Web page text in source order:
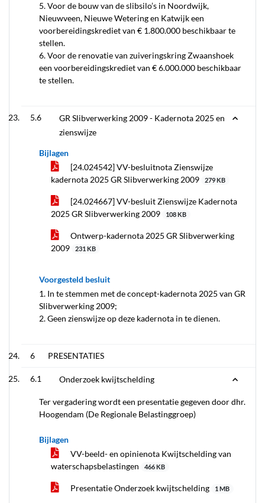
5. Voor de bouw van de slibsilo’s in Noordwijk,
Nieuwveen, Nieuwe Wetering en Katwijk een
voorbereidingskrediet van € 1.800.000 beschikbaar te
stellen.
6. Voor de renovatie van zuiveringskring Zwaanshoek
een voorbereidingskrediet van € 6.000.000 beschikbaar
te stellen.
5.6
GR Slibverwerking 2009 - Kadernota 2025 en
zienswijze
Bijlagen
[24.024542] VV-besluitnota Zienswijze
kadernota 2025 GR Slibverwerking 2009
279 KB
[24.024667] VV-besluit Zienswijze Kadernota
2025 GR Slibverwerking 2009
108 KB
Ontwerp-kadernota 2025 GR Slibverwerking
2009
231 KB
Voorgesteld besluit
1. In te stemmen met de concept-kadernota 2025 van GR
Slibverwerking 2009;
2. Geen zienswijze op deze kadernota in te dienen.
6 PRESENTATIES
6.1 Onderzoek kwijtschelding
Ter vergadering wordt een presentatie gegeven door dhr.
Hoogendam (De Regionale Belastinggroep)
Bijlagen
VV-beeld- en opinienota Kwijtschelding van
waterschapsbelastingen
466 KB
Presentatie Onderzoek kwijtschelding 1 MB